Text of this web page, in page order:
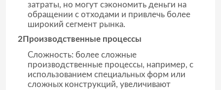
О Компании
Наша фабрика
контроль качества
затраты, но могут сэкономить деньги на
обращении с отходами и привлечь более
широкий сегмент рынка.
2Производственные процессы
Сложность: более сложные
производственные процессы, например, с
использованием специальных форм или
сложных конструкций, увеличивают